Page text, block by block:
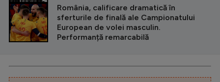
România, calificare dramatică în
sferturile de finală ale Campionatului
European de volei masculin.
Performanță remarcabilă